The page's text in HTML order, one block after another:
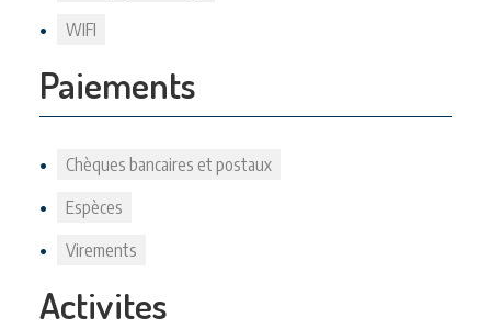
WIFI
Paiements
Chèques bancaires et postaux
Espèces
Virements
Activites